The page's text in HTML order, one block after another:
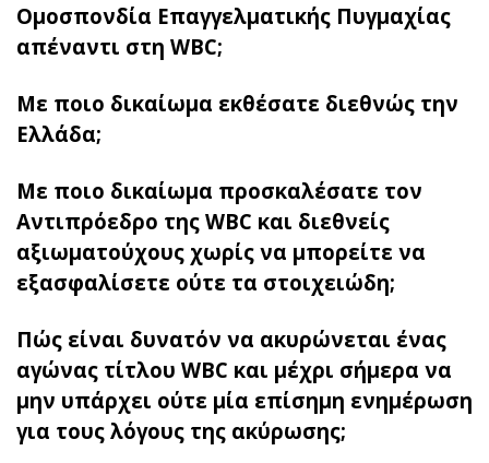
Ομοσπονδία Επαγγελματικής Πυγμαχίας
απέναντι στη WBC;
Με ποιο δικαίωμα εκθέσατε διεθνώς την
Ελλάδα;
Με ποιο δικαίωμα προσκαλέσατε τον
Αντιπρόεδρο της WBC και διεθνείς
αξιωματούχους χωρίς να μπορείτε να
εξασφαλίσετε ούτε τα στοιχειώδη;
Πώς είναι δυνατόν να ακυρώνεται ένας
αγώνας τίτλου WBC και μέχρι σήμερα να
μην υπάρχει ούτε μία επίσημη ενημέρωση
για τους λόγους της ακύρωσης;